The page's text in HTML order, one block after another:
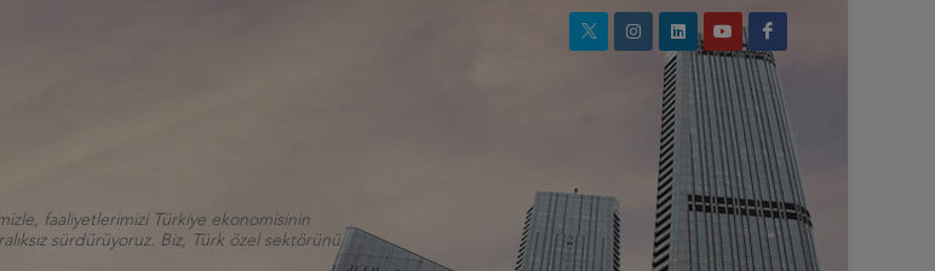
faaliyetlerimizi Türkiye ekonomisinin
sürdürüyoruz. Biz, Türk özel sektörünü